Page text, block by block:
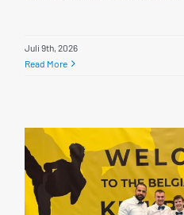
Juli 9th, 2026
Read More
WAKO